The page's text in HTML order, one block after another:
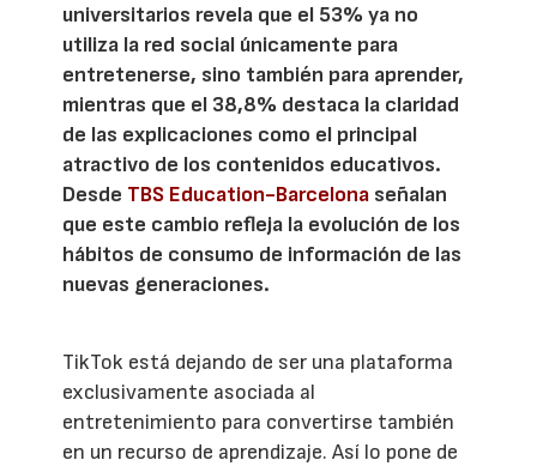
universitarios revela que el 53% ya no
utiliza la red social únicamente para
entretenerse, sino también para aprender,
mientras que el 38,8% destaca la claridad
de las explicaciones como el principal
atractivo de los contenidos educativos.
Desde TBS Education-Barcelona señalan
que este cambio refleja la evolución de los
hábitos de consumo de información de las
nuevas generaciones.
TikTok está dejando de ser una plataforma
exclusivamente asociada al
entretenimiento para convertirse también
en un recurso de aprendizaje. Así lo pone de